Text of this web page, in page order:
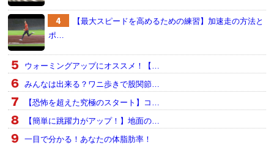
【最大スピードを高めるための練習】加速走の方法と
ポ…
ウォーミングアップにオススメ！【…
みんなは出来る？ワニ歩きで股関節…
【恐怖を超えた究極のスタート】コ…
【簡単に跳躍力がアップ！】地面の…
一目で分かる！あなたの体脂肪率！